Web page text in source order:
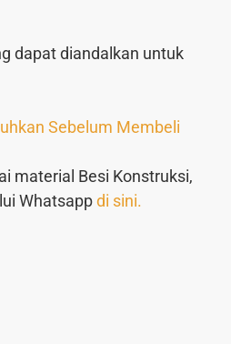
dapat diandalkan untuk
Sebelum Membeli
material Besi Konstruksi,
Whatsappdi sini.